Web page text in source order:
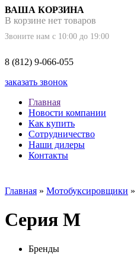
ВАША КОРЗИНА
В корзине нет товаров
Звоните нам с 10:00 до 19:00
8 (812) 9-066-055
заказать звонок
Главная
Новости компании
Как купить
Сотрудничество
Наши дилеры
Контакты
Главная » Мотобуксировщики »
Серия М
Бренды